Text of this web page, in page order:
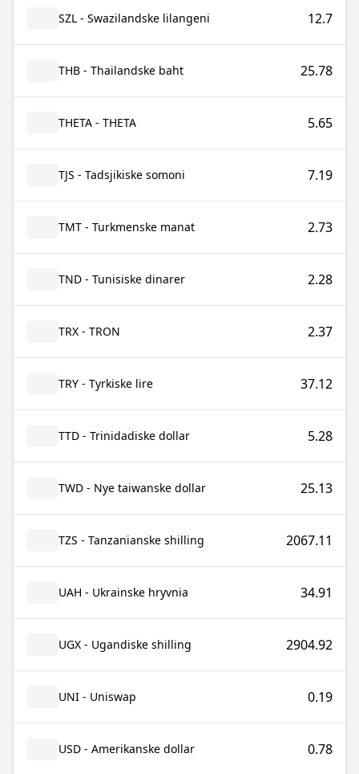
SZL - Swazilandske lilangeni 12.7
THB - Thailandske baht 25.78
THETA - THETA 5.65
TJS - Tadsjikiske somoni 7.19
TMT - Turkmenske manat 2.73
TND - Tunisiske dinarer 2.28
TRX - TRON 2.37
TRY - Tyrkiske lire 37.12
TTD - Trinidadiske dollar 5.28
TWD - Nye taiwanske dollar 25.13
TZS - Tanzanianske shilling 2067.11
UAH - Ukrainske hryvnia 34.91
UGX - Ugandiske shilling 2904.92
UNI - Uniswap 0.19
USD - Amerikanske dollar 0.78